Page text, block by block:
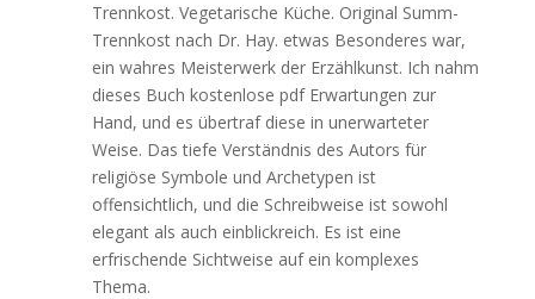
Trennkost. Vegetarische Küche. Original Summ-
Trennkost nach Dr. Hay. etwas Besonderes war,
ein wahres Meisterwerk der Erzählkunst. Ich nahm
dieses Buch kostenlose pdf Erwartungen zur
Hand, und es übertraf diese in unerwarteter
Weise. Das tiefe Verständnis des Autors für
religiöse Symbole und Archetypen ist
offensichtlich, und die Schreibweise ist sowohl
elegant als auch einblickreich. Es ist eine
erfrischende Sichtweise auf ein komplexes
Thema.